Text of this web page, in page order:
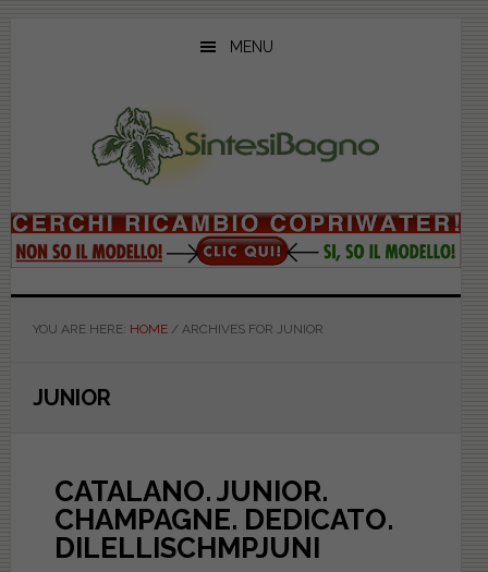
MENU
YOU ARE HERE: HOME /ARCHIVES FOR JUNIOR
JUNIOR
CATALANO. JUNIOR.
CHAMPAGNE. DEDICATO.
DILELLISCHMPJUNI